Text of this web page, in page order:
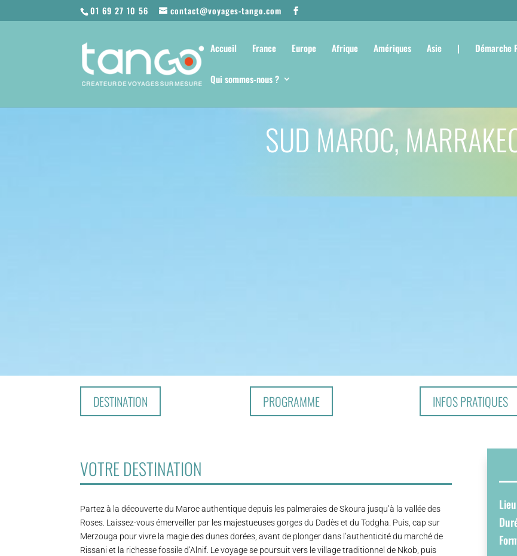
01 69 27 10 56 contact@voyages-tango.com
Accueil France Europe Afrique Amériques Asie | Démarche
Qui sommes-nous ?
SUD MAROC,
DESTINATION PROGRAMME INFOS PRATIQUES
VOTRE DESTINATION
Partez à la découverte du Maroc authentique depuis les palmeraies de Skoura jusqu’à la vallée des
Roses. Laissez-vous émerveiller par les majestueuses gorges du Dadès et du Todgha. Puis, cap sur
Merzouga pour vivre la magie des dunes dorées, avant de plonger dans l’authenticité du marché de
Rissani et la richesse fossile d’Alnif. Le voyage se poursuit vers le village traditionnel de Nkob, puis